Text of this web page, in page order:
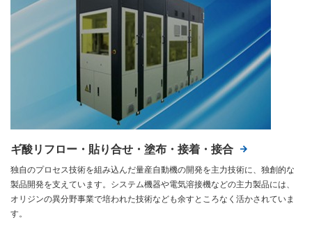
ギ酸リフロー・貼り合せ・塗布・接着・接合
独自のプロセス技術を組み込んだ量産自動機の開発を主力技術に、独創的な
製品開発を支えています。システム機器や電気溶接機などの主力製品には、
オリジンの異分野事業で培われた技術なども余すところなく活かされていま
す。